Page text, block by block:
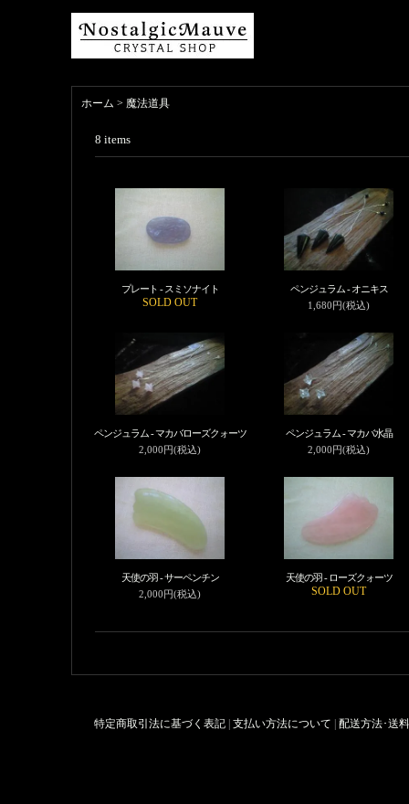
ホーム > 魔法道具
8 items
プレート - スミソナイト
SOLD OUT
ペンジュラム - オニキス
1,680円(税込)
ペンジュラム - マカバローズクォーツ
2,000円(税込)
ペンジュラム - マカバ水晶
2,000円(税込)
天使の羽 - サーペンチン
2,000円(税込)
天使の羽 - ローズクォーツ
SOLD OUT
特定商取引法に基づく表記| 支払い方法について 配送方法･送